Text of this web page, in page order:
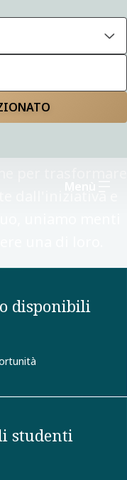
noi
ci sono
dall'iniziativa e
uniamo menti
disponibili
studenti